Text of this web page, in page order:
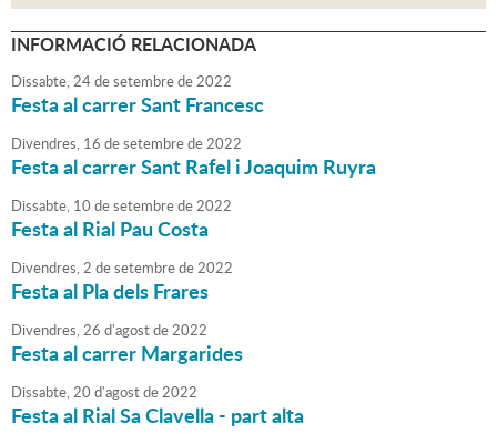
INFORMACIÓ RELACIONADA
Dissabte,24desetembrede2022
Festa al carrer Sant Francesc
Divendres, 16 desetembrede2022
Festa al carrer Sant Rafel i Joaquim Ruyra
Dissabte, 10 desetembrede2022
Festa al Rial Pau Costa
Divendres,2 desetembrede2022
Festa al Pla dels Frares
Divendres,26 d'agostde2022
Festa al carrer Margarides
Dissabte,20 d'agostde2022
Festa al Rial Sa Clavella - part alta